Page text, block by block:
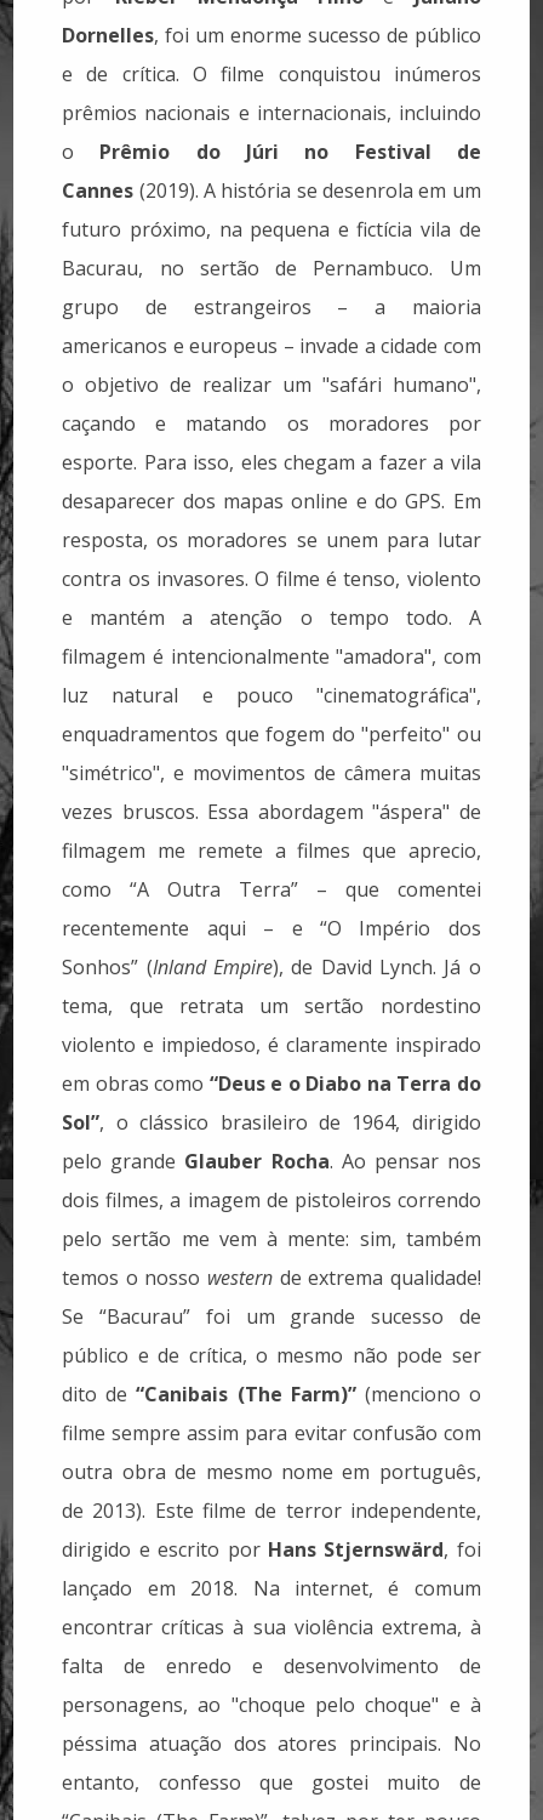
Dornelles, foi um enorme sucesso de público
e de crítica. O filme conquistou inúmeros
prêmios nacionais e internacionais, incluindo
o Prêmio do Júri no Festival de
Cannes (2019). A história se desenrola em um
futuro próximo, na pequena e fictícia vila de
Bacurau, no sertão de Pernambuco. Um
grupo de estrangeiros – a maioria
americanos e europeus – invade a cidade com
o objetivo de realizar um "safári humano",
caçando e matando os moradores por
esporte. Para isso, eles chegam a fazer a vila
desaparecer dos mapas online e do GPS. Em
resposta, os moradores se unem para lutar
contra os invasores. O filme é tenso, violento
e mantém a atenção o tempo todo. A
filmagem é intencionalmente "amadora", com
luz natural e pouco "cinematográfica",
enquadramentos que fogem do "perfeito" ou
"simétrico", e movimentos de câmera muitas
vezes bruscos. Essa abordagem "áspera" de
filmagem me remete a filmes que aprecio,
como “A Outra Terra” – que comentei
recentemente aqui – e “O Império dos
Sonhos” (Inland Empire), de David Lynch. Já o
tema, que retrata um sertão nordestino
violento e impiedoso, é claramente inspirado
em obras como “Deus e o Diabo na Terra do
Sol”, o clássico brasileiro de 1964, dirigido
pelo grande Glauber Rocha. Ao pensar nos
dois filmes, a imagem de pistoleiros correndo
pelo sertão me vem à mente: sim, também
temos o nosso western de extrema qualidade!
Se “Bacurau” foi um grande sucesso de
público e de crítica, o mesmo não pode ser
dito de“Canibais (The Farm)”(menciono o
filme sempre assim para evitar confusão com
outra obra de mesmo nome em português,
de 2013). Este filme de terror independente,
dirigido e escrito por Hans Stjernswärd, foi
lançado em 2018. Na internet, é comum
encontrar críticas à sua violência extrema, à
falta de enredo e desenvolvimento de
personagens, ao "choque pelo choque" e à
péssima atuação dos atores principais. No
entanto, confesso que gostei muito de